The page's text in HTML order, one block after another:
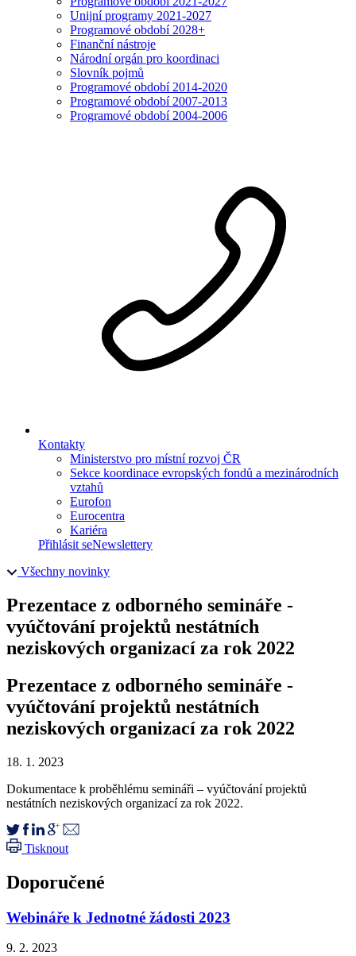
Unijní programy 2021-2027
Programové období 2028+
Finanční nástroje
Národní orgán pro koordinaci
Slovník pojmů
Programové období 2014-2020
Programové období 2007-2013
Programové období 2004-2006
Kontakty
Ministerstvo pro místní rozvoj ČR
Sekce koordinace evropských fondů a mezinárodních
vztahů
Eurofon
Eurocentra
Kariéra
Přihlásit seNewslettery
Všechny novinky
Prezentace z odborného semináře -
vyúčtování projektů nestátních
neziskových organizací za rok 2022
Prezentace z odborného semináře -
vyúčtování projektů nestátních
neziskových organizací za rok 2022
18. 1. 2023
Dokumentace k proběhlému semináři – vyúčtování projektů
nestátních neziskových organizací za rok 2022.
Tisknout
Doporučené
Webináře k Jednotné žádosti 2023
9. 2. 2023